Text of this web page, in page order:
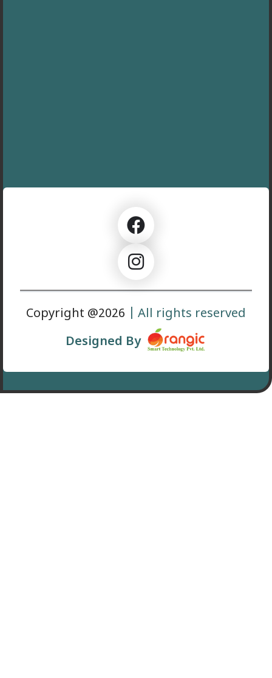
Copyright @2026 | All rights reserved
Designed By